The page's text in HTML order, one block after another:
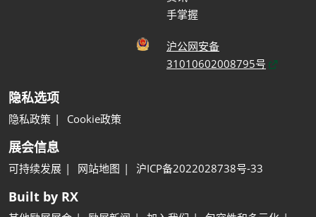
手掌握
沪公网安备
31010602008795号
隐私选项
隐私政策 Cookie政策
展会信息
可持续发展 网站地图 沪ICP备2022028738号-33
Built by RX